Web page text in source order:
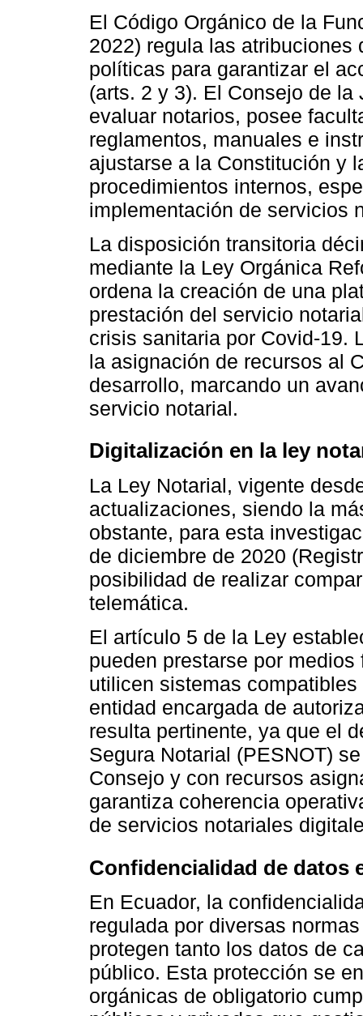
El Código Orgánico de la
2022) regula las
políticas para garantizar el
(arts. 2 y 3). El Consejo de
evaluar notarios, posee
reglamentos, manuales e
ajustarse a la Constitución y
procedimientos internos,
implementación de servicios
La disposición transitoria
mediante la Ley Orgánica
ordena la creación de una
prestación del servicio
crisis sanitaria por Covid-19.
la asignación de recursos al
desarrollo, marcando un
servicio notarial.
Digitalización en la ley
La Ley Notarial, vigente
actualizaciones, siendo la
obstante, para esta
de diciembre de 2020
posibilidad de realizar
telemática.
El artículo 5 de la Ley
pueden prestarse por
utilicen sistemas
entidad encargada de
resulta pertinente, ya que el
Segura Notarial (PESNOT)
Consejo y con recursos
garantiza coherencia
de servicios notariales
Confidencialidad de datos
En Ecuador, la
regulada por diversas
protegen tanto los datos de
público. Esta protección se
orgánicas de obligatorio